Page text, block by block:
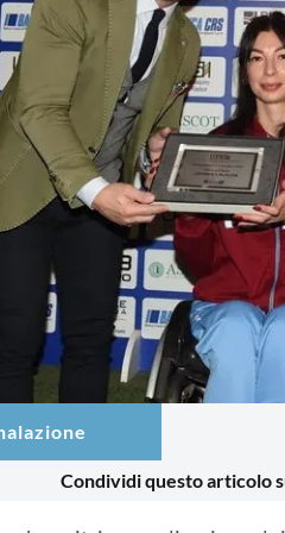
Condividi questo articolo